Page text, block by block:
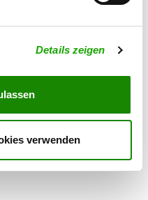
Details zeigen
verwenden